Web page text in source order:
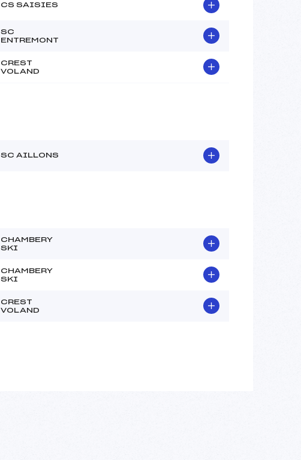
CS SAISIES
SC
ENTREMONT
CREST
VOLAND
SC AILLONS
CHAMBERY
SKI
CHAMBERY
SKI
CREST
VOLAND